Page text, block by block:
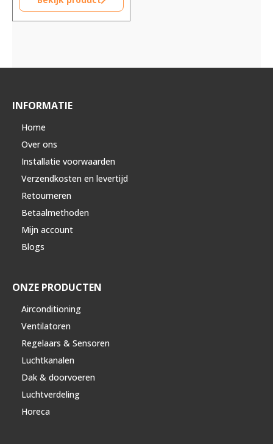
INFORMATIE
Home
Over ons
Installatie voorwaarden
Verzendkosten en levertijd
Retourneren
Betaalmethoden
Mijn account
Blogs
ONZE PRODUCTEN
Airconditioning
Ventilatoren
Regelaars & Sensoren
Luchtkanalen
Dak & doorvoeren
Luchtverdeling
Horeca